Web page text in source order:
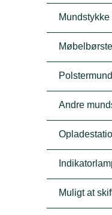
Møbelbørste
Andre
Muligt at